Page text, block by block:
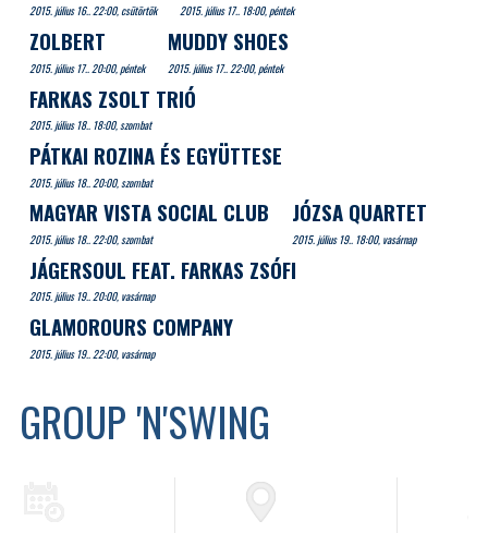
GROUP 'N'SWING
2015. július 16.. 22:00, csütörtök 2015. július 17.. 18:00, péntek
ZOLBERT
2015. július 17.. 20:00, péntek
MUDDY SHOES
2015. július 17.. 22:00, péntek
FARKAS ZSOLT TRIÓ
2015. július 18.. 18:00, szombat
PÁTKAI ROZINA ÉS EGYÜTTESE
2015. július 18.. 20:00, szombat
MAGYAR VISTA SOCIAL CLUB
2015. július 18.. 22:00, szombat
JÓZSA QUARTET
2015. július 19.. 18:00, vasárnap
JÁGERSOUL FEAT. FARKAS ZSÓFI
2015. július 19.. 20:00, vasárnap
GLAMOROURS COMPANY
2015. július 19.. 22:00, vasárnap